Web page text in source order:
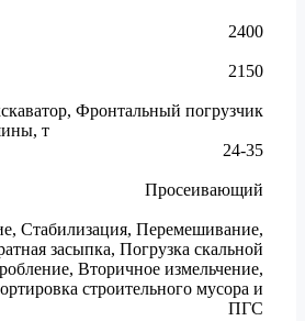
2400
2150
Фронтальный погрузчик
т
24-35
Просеивающий
Стабилизация, Перемешивание,
засыпка, Погрузка скальной
Вторичное измельчение,
строительного мусора и
ПГС